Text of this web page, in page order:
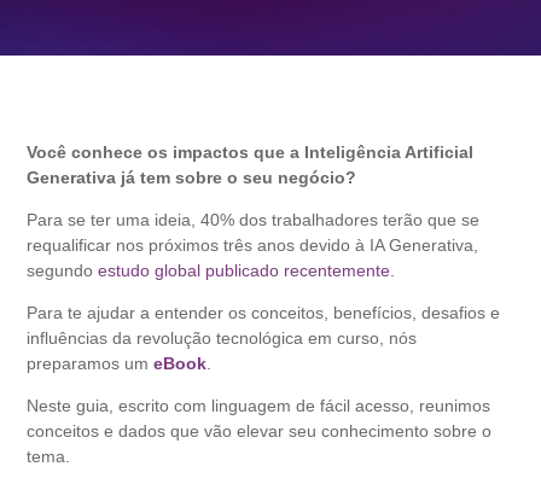
Você conhece os impactos que a Inteligência Artificial
Generativa já tem sobre o seu negócio?
Para se ter uma ideia, 40% dos trabalhadores terão que se
requalificar nos próximos três anos devido à IA Generativa,
segundoestudo global publicado recentemente
Para te ajudar a entender os conceitos, benefícios, desafios e
influências da revolução tecnológica em curso, nós
preparamos umeBook
Neste guia, escrito com linguagem de fácil acesso, reunimos
conceitos e dados que vão elevar seu conhecimento sobre o
tema.